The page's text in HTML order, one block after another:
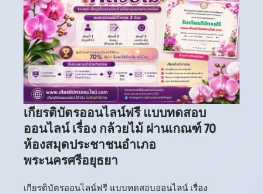
เกียรติบัตรออนไลน์ฟรี แบบทดสอบ
ออนไลน์ เรื่อง กล้วยไม้ ผ่านเกณฑ์ 70
ห้องสมุดประชาชนอำเภอ
พระนครศรีอยุธยา
เกียรติบัตรออนไลน์ฟรี แบบทดสอบออนไลน์ เรื่อง